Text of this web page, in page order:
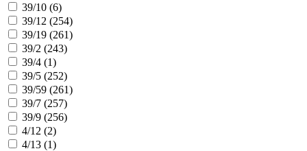
39/10 (6)
39/12 (254)
39/19 (261)
39/2 (243)
39/4 (1)
39/5 (252)
39/59 (261)
39/7 (257)
39/9 (256)
4/12 (2)
4/13 (1)